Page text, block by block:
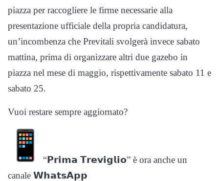
piazza per raccogliere le firme necessarie alla
presentazione ufficiale della propria candidatura,
un’incombenza che Previtali svolgerà invece sabato
mattina, prima di organizzare altri due gazebo in
piazza nel mese di maggio, rispettivamente sabato 11 e
sabato 25.
Vuoi restare sempre aggiornato?
“𝗣𝗿𝗶𝗺𝗮 𝗧𝗿𝗲𝘃𝗶𝗴𝗹𝗶𝗼” è ora anche un
canale 𝗪𝗵𝗮𝘁𝘀𝗔𝗽𝗽